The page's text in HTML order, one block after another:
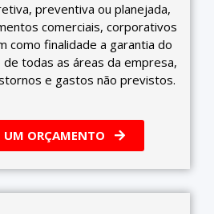
preventiva ou planejada,
comerciais, corporativos
como finalidade a garantia do
todas as áreas da empresa,
e gastos não previstos.
UM ORÇAMENTO